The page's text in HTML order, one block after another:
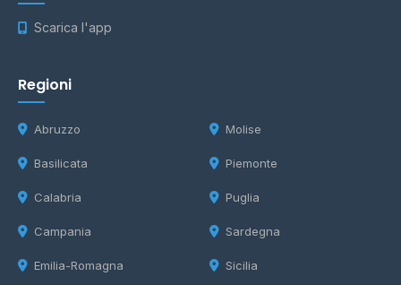
Scarica l'app
Regioni
Abruzzo
Basilicata
Calabria
Campania
Emilia-Romagna
Molise
Piemonte
Puglia
Sardegna
Sicilia